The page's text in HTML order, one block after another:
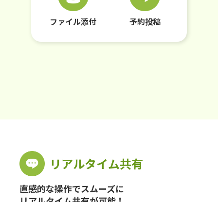
ファイル添付 予約投稿
リアルタイム共有
直感的な操作でスムーズに